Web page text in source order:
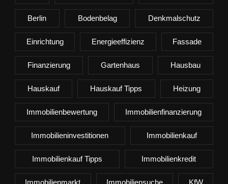
Berlin Bodenbelag Denkmalschutz
Einrichtung Energieeffizienz Fassade
Finanzierung Gartenhaus Hausbau
Hauskauf Hauskauf Tipps Heizung
Immobilienbewertung Immobilienfinanzierung
Immobilieninvestitionen Immobilienkauf
Immobilienkauf Tipps Immobilienkredit
Immobilienmarkt Immobiliensuche KfW